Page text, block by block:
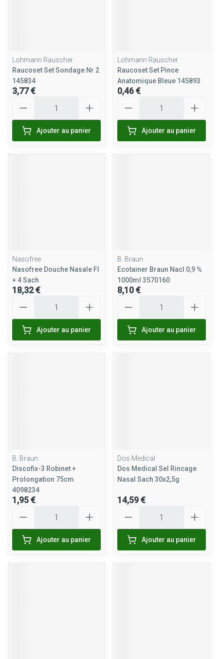
Lohmann Rauscher
Raucoset Set Sondage Nr 2
145834
3,77 €
Ajouter au panier
Lohmann Rauscher
Raucoset Set Pince
Anatomique Bleue 145893
0,46 €
Ajouter au panier
Nasofree
Nasofree Douche Nasale Fl
+ 4 Sach
18,32 €
Ajouter au panier
B. Braun
Ecotainer Braun Nacl 0,9 %
1000ml 3570160
8,10 €
Ajouter au panier
B. Braun
Discofix-3 Robinet +
Prolongation 75cm
4098234
1,95 €
Ajouter au panier
Dos Medical
Dos Medical Sel Rincage
Nasal Sach 30x2,5g
14,59 €
Ajouter au panier